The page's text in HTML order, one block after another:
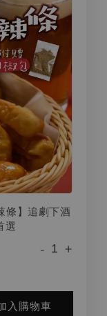
條】追劇下酒
選
- +
入購物車